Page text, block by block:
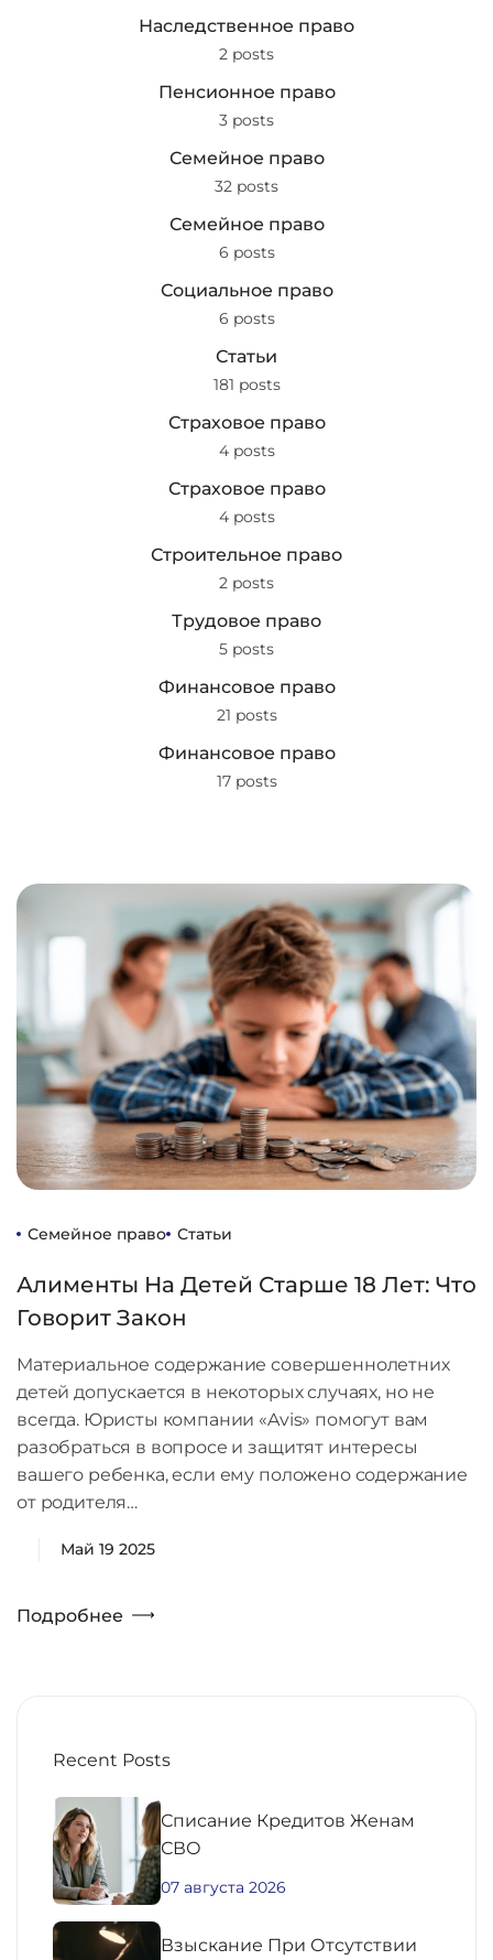
Наследственное право
2 posts
Пенсионное право
3 posts
Семейное право
32 posts
Семейное право
6 posts
Социальное право
6 posts
Статьи
181 posts
Страховое право
4 posts
Страховое право
4 posts
Строительное право
2 posts
Трудовое право
5 posts
Финансовое право
21 posts
Финансовое право
17 posts
Семейное право Статьи
Алименты На Детей Старше 18 Лет: Что
Говорит Закон
Материальное содержание совершеннолетних
детей допускается в некоторых случаях, но не
всегда. Юристы компании «Avis» помогут вам
разобраться в вопросе и защитят интересы
вашего ребенка, если ему положено содержание
от родителя…
Май 19 2025
Подробнее
Recent Posts
Списание Кредитов Женам
СВО
07 августа 2026
Взыскание При Отсутствии